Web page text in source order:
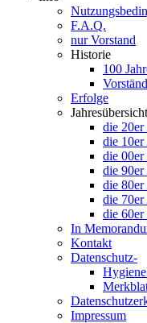
F.A.Q.
nur Vorstand
Historie
100
Erfolge
die 20er
die 10er
die 00er
die 90er
die 80er
die 70er
die 60er
In
Kontakt
Datenschutz-
Impressum